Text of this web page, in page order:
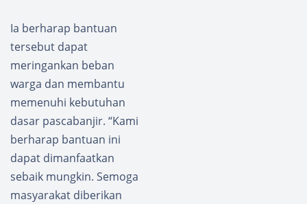
Ia berharap bantuan
tersebut dapat
meringankan beban
warga dan membantu
memenuhi kebutuhan
dasar pascabanjir. “Kami
berharap bantuan ini
dapat dimanfaatkan
sebaik mungkin. Semoga
masyarakat diberikan